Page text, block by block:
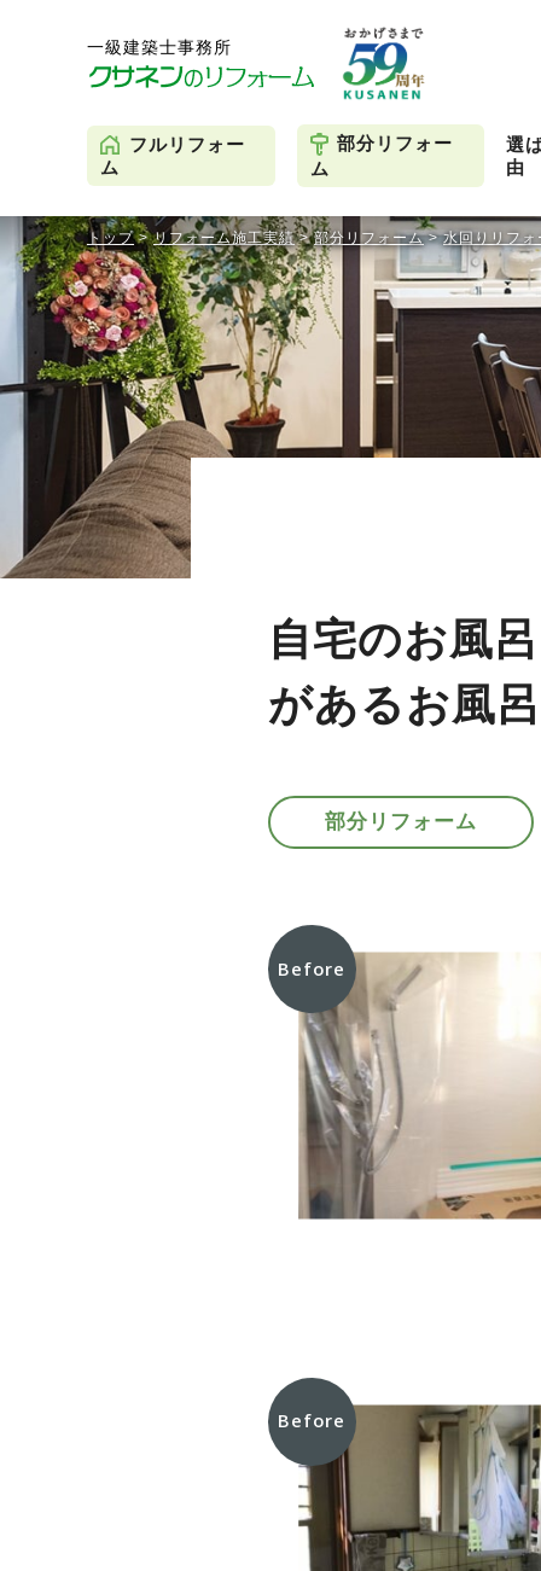
フルリフォー
ム
部分リフォー
ム
選
由
トップ>リフォーム施工実績>部分リフォーム>水回りリフォ
自宅のお風
があるお風呂
部分リフォーム
Before
Before